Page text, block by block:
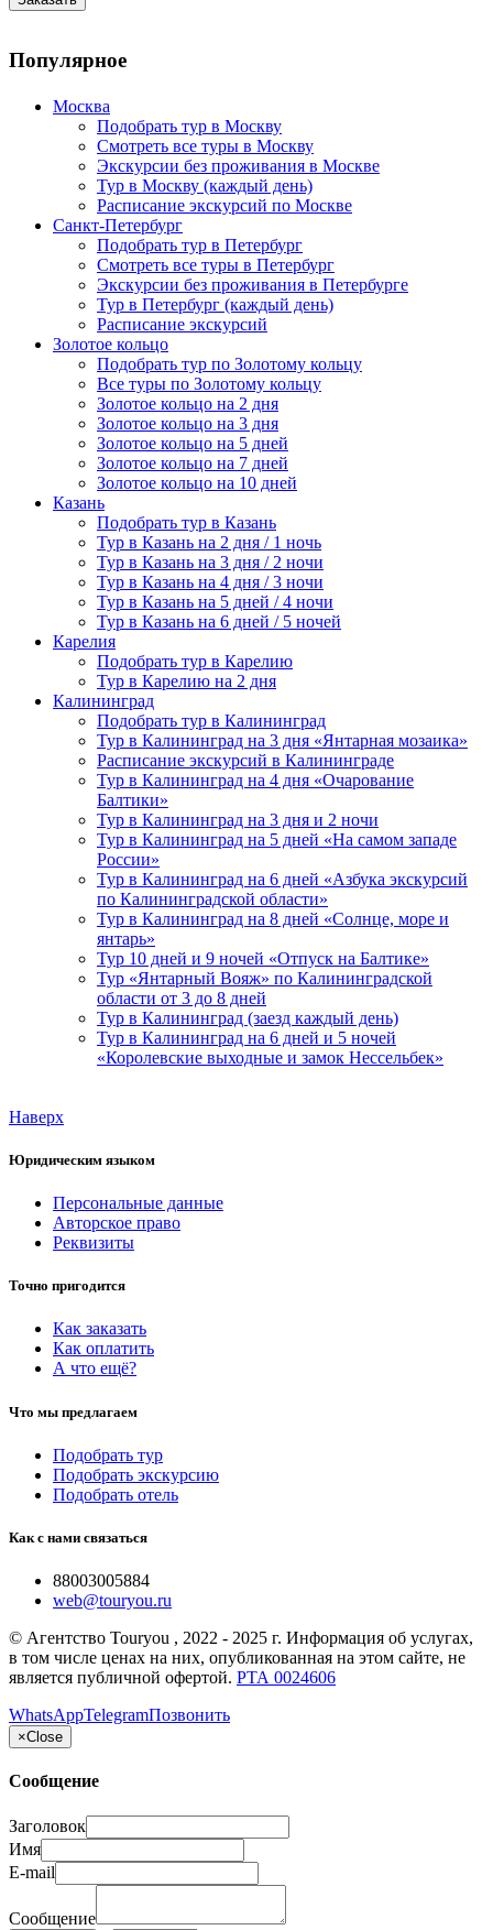
Популярное
Москва
Подобрать тур в Москву
Смотреть все туры в Москву
Экскурсии без проживания в Москве
Тур в Москву (каждый день)
Расписание экскурсий по Москве
Санкт-Петербург
Подобрать тур в Петербург
Смотреть все туры в Петербург
Экскурсии без проживания в Петербурге
Тур в Петербург (каждый день)
Расписание экскурсий
Золотое кольцо
Подобрать тур по Золотому кольцу
Все туры по Золотому кольцу
Золотое кольцо на 2 дня
Золотое кольцо на 3 дня
Золотое кольцо на 5 дней
Золотое кольцо на 7 дней
Золотое кольцо на 10 дней
Казань
Подобрать тур в Казань
Тур в Казань на 2 дня / 1 ночь
Тур в Казань на 3 дня / 2 ночи
Тур в Казань на 4 дня / 3 ночи
Тур в Казань на 5 дней / 4 ночи
Тур в Казань на 6 дней / 5 ночей
Карелия
Подобрать тур в Карелию
Тур в Карелию на 2 дня
Калининград
Подобрать тур в Калининград
Тур в Калининград на 3 дня «Янтарная мозаика»
Расписание экскурсий в Калининграде
Тур в Калининград на 4 дня «Очарование
Балтики»
Тур в Калининград на 3 дня и 2 ночи
Тур в Калининград на 5 дней «На самом западе
России»
Тур в Калининград на 6 дней «Азбука экскурсий
по Калининградской области»
Тур в Калининград на 8 дней «Солнце, море и
янтарь»
Тур 10 дней и 9 ночей «Отпуск на Балтике»
Тур «Янтарный Вояж» по Калининградской
области от 3 до 8 дней
Тур в Калининград (заезд каждый день)
Тур в Калининград на 6 дней и 5 ночей
«Королевские выходные и замок Нессельбек»
Наверх
Юридическим языком
Персональные данные
Авторское право
Реквизиты
Точно пригодится
Как заказать
Как оплатить
А что ещё?
Что мы предлагаем
Подобрать тур
Подобрать экскурсию
Подобрать отель
Как с нами связаться
88003005884
web@touryou.ru
© Агентство Touryou , 2022 - 2025 г. Информация об услугах,
в том числе ценах на них, опубликованная на этом сайте, не
является публичной офертой. РТА 0024606
WhatsAppTelegramПозвонить
×Close
Сообщение
Заголовок
Имя
E-mail
Сообщение